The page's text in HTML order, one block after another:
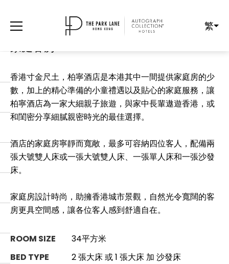
繁
家庭客房
香港寸金尺土，柏寧酒店是本港其中一間提供家庭房的少
數，加上的精心準備的小童禮遇以及貼心的家庭服務，讓
柏寧酒店為一家大細親子旅遊，與家中長輩遨遊香港，或
和閨密分享細膩親密時光的最佳選擇。
酒店的家庭房寧靜而寬敞，最多可容納四位客人，配備兩
張大號雙人床或一張大號雙人床、一張單人床和一張沙發
床。
家庭房設計時尚，助擁香港城市景觀，自然光令寬闊的客
房更具空間感，讓各位客人感到舒適自在。
ROOM SIZE
34平方米
BED TYPE
2 張大床 或 1 張大床 加 沙發床